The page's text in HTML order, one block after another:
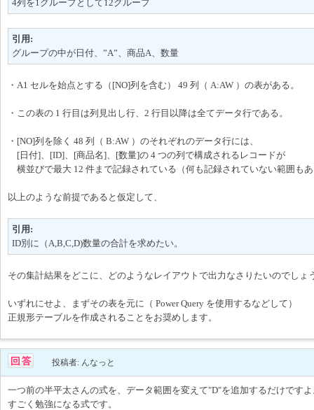
4列を1グループとして12グループ
引用:
グループの中が日付、”A”、商品A、数量
・A1 セルを始点とする（[NO]列を含む） 49 列（ A:AW ）の表がある。
・この表の 1 行目は列見出し行、2 行目以降は全てデータ行である。
・[NO]列を除く 48 列（ B:AW ）のそれぞれのデータ行には、
[日付]、[ID]、[商品名]、[数量]の 4 つの列で構成されるレコードが
横並びで最大 12 件まで記録されている（何も記録されていない範囲も
以上のような前提であると仮定して、
引用:
ID別に（A,B,C,D)数量の合計を求めたい。
その集計結果をどこに、どのようなレイアウトで出力なさりたいのでしょ
いずれにせよ、まずその表を元に（ Power Query を使用するなどして）
正規形テーブルを作成されることをお奨めします。
投稿者: んなっと
一つ前の半平太さんの式を、データ範囲を変えて"D"を追加するだけです
すごく勉強になる式です。